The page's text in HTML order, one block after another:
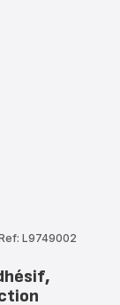
L9749002